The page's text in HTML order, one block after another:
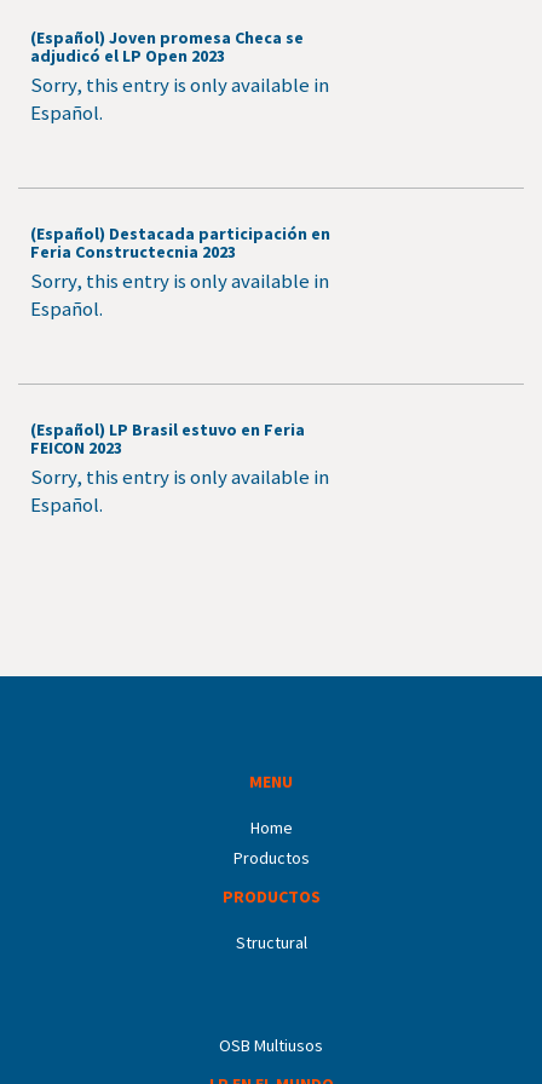
(Español) Joven promesa Checa se
adjudicó el LP Open 2023
Sorry, this entry is only available in
Español.
(Español) Destacada participación en
Feria Constructecnia 2023
Sorry, this entry is only available in
Español.
(Español) LP Brasil estuvo en Feria
FEICON 2023
Sorry, this entry is only available in
Español.
MENU
Home
Productos
PRODUCTOS
Structural
OSB Multiusos